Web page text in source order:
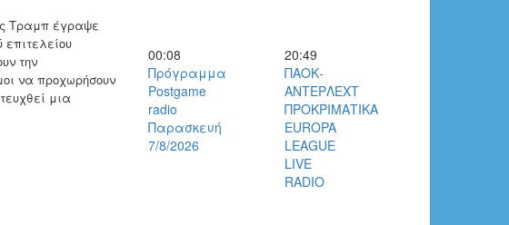
Τραμπ έγραψε
την
να προχωρήσουν
μια
00:08
Πρόγραμμα
Postgame
radio
Παρασκευή
7/8/2026
20:49
ΠΑΟΚ-
ΑΝΤΕΡΛΕΧΤ
ΠΡΟΚΡΙΜΑΤΙΚΑ
EUROPA
LEAGUE
LIVE
RADIO